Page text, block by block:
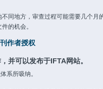
同地方，审查过程可能需要几个月
的机会。
作者授权
并可以发布于IFTA网站。
系所吸纳。